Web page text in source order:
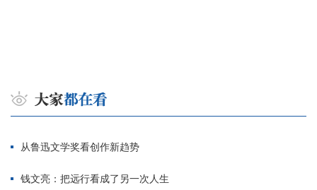
从鲁迅文学奖看创作新趋势
钱文亮：把远行看成了另一次人生